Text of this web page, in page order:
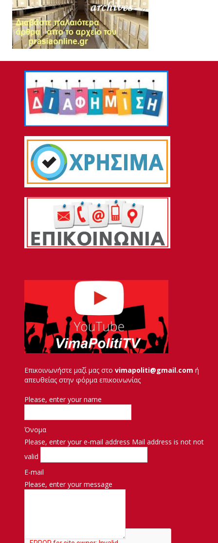
Επικοινωνήστε μαζί μας στο vimapoliti@gmail.com ή
απευθείας στην φόρμα επικοινωνίας
Please, enter your name
Όνομα
Please, enter your e-mail address Mail address is not not
valid
E-mail
Please, enter your message